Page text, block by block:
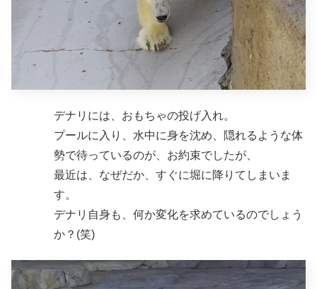
デナリには、おもちゃの投げ入れ。
プールに入り、水中に身を沈め、隠れるような体
勢で待っているのが、お約束でしたが、
最近は、なぜだか、すぐに堀に降りてしまいま
す。
デナリ自身も、何か変化を求めているのでしょう
か？(笑)